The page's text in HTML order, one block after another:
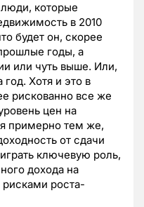
которые
в 2010
будет он, скорее
годы, а
или чуть выше. Или,
год. Хотя и это в
рискованно все же
цен на
примерно тем же,
от сдачи
ключевую роль,
дохода на
рисками роста-